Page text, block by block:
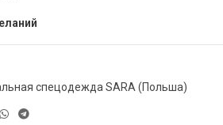
спецодежда SARA (Польша)